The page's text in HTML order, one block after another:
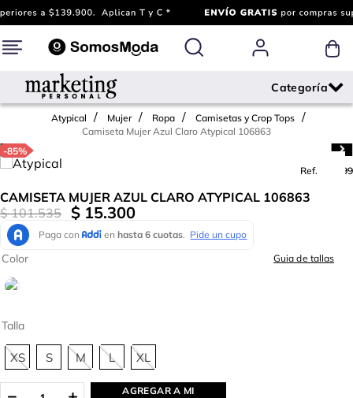
Atypical Mujer Ropa
Camisetas y Crop Tops
Camiseta Mujer Azul Claro Atypical 106863
-85%
Ref.
765499
CAMISETA MUJER AZUL CLARO ATYPICAL 106863
$ 101.535 $ 15.300
Talla
XS S M L XL
Color Guia de tallas
AGREGAR A MI